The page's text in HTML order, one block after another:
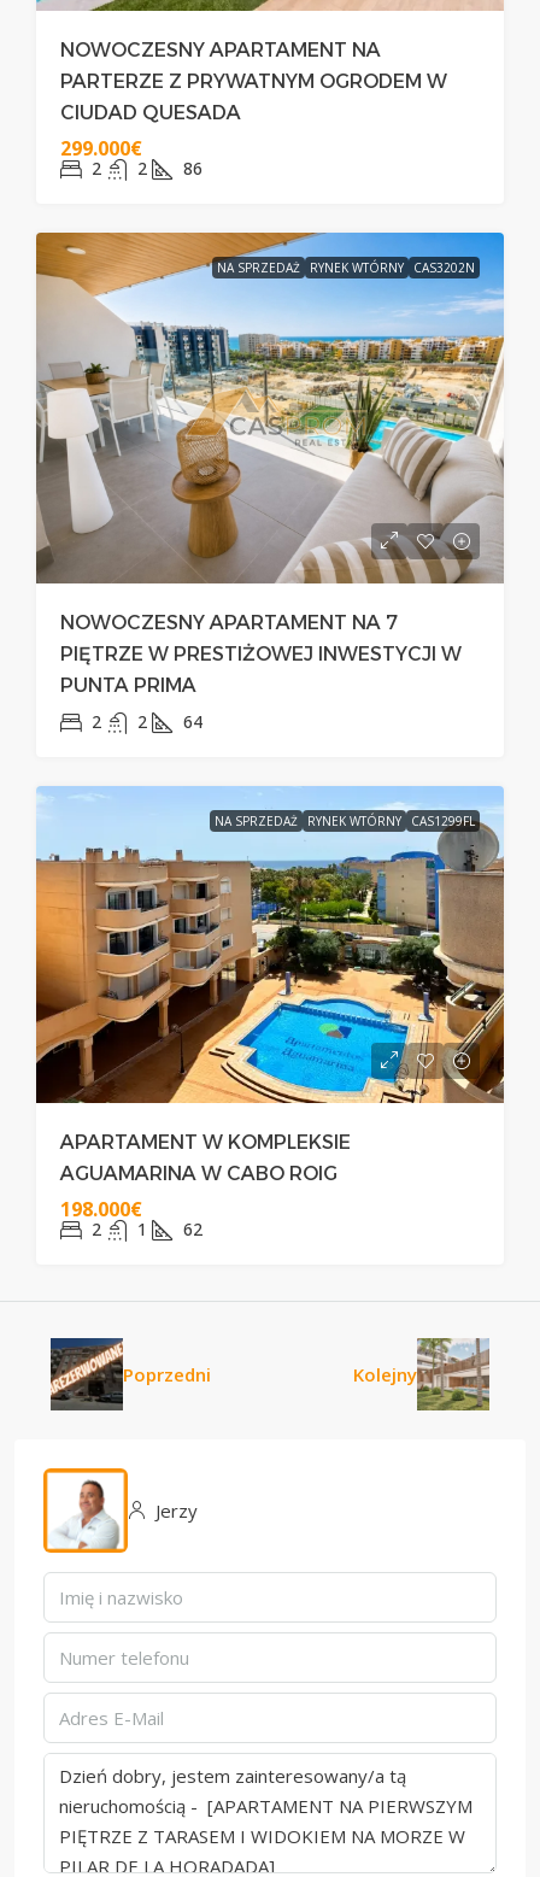
NOWOCZESNY APARTAMENT NA
PARTERZE Z PRYWATNYM OGRODEM W
CIUDAD QUESADA
299.000€
2 2 86
NA SPRZEDAŻ RYNEK WTÓRNY CAS3202N
NOWOCZESNY APARTAMENT NA 7
PIĘTRZE W PRESTIŻOWEJ INWESTYCJI W
PUNTA PRIMA
2
2 64
NA SPRZEDAŻ RYNEK WTÓRNY CAS1299FL
APARTAMENT W KOMPLEKSIE
AGUAMARINA W CABO ROIG
198.000€
2 1 62
Poprzedni Kolejny
Jerzy